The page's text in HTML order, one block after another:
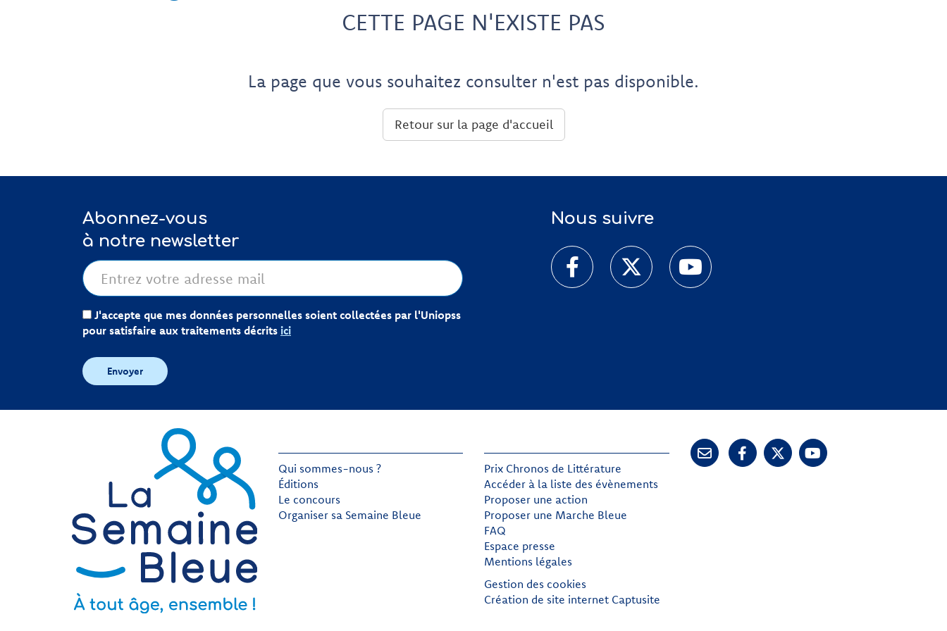
CETTE PAGE N'EXISTE PAS
La page que vous souhaitez consulter n'est pas disponible.
Retour sur la page d'accueil
Abonnez-vous
à notre newsletter
J'accepte que mes données personnelles soient collectées par l'Uniopss
pour satisfaire aux traitements décrits ici
Envoyer
Nous suivre
Qui sommes-nous ?
Éditions
Le concours
Organiser sa Semaine Bleue
Prix Chronos de Littérature
Accéder à la liste des évènements
Proposer une action
Proposer une Marche Bleue
FAQ
Espace presse
Mentions légales
Gestion des cookies
Création de site internet Captusite